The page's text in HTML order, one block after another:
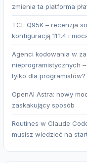
zmienia ta platforma
TCL Q95K – recenzja
konfiguracją 11.1.4 i
Agenci kodowania w
nieprogramistycznych
tylko dla programistów?
OpenAI Astra: nowy
zaskakujący sposób
Routines w Claude
musisz wiedzieć na